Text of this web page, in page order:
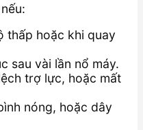
nếu:
thấp hoặc khi quay
sau vài lần nổ máy.
trợ lực, hoặc mất
nóng, hoặc dây